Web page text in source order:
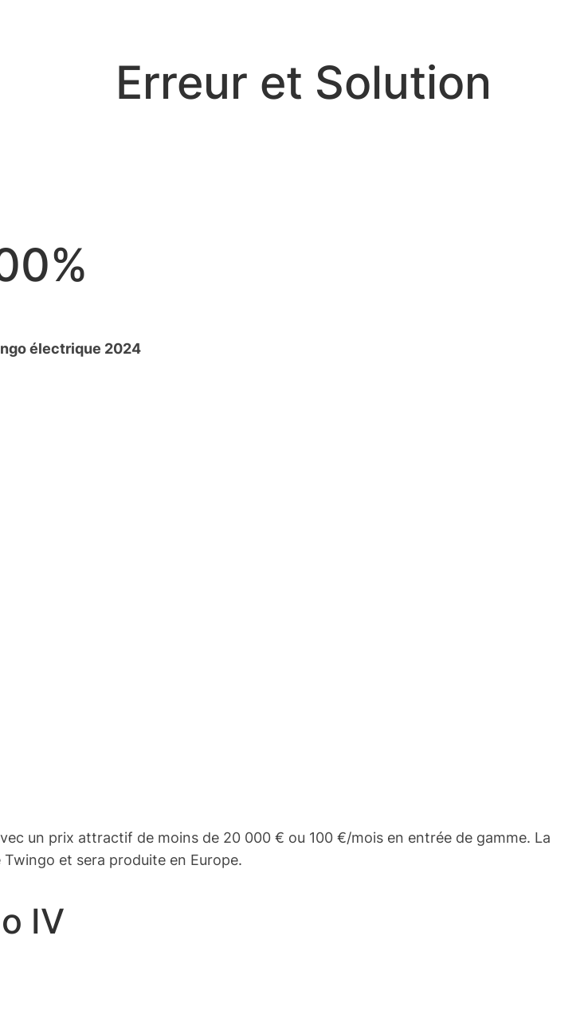
Erreur et Solution
électrique 2024
un prix attractif de moins de 20 000 € ou 100 €/mois en entrée de gamme. La
et sera produite en Europe.
IV